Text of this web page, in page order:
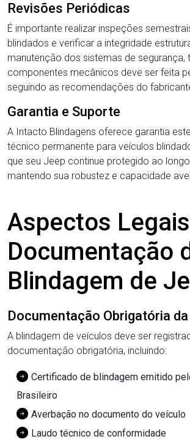
Revisões Periódicas
É importante realizar inspeções
blindados e verificar a integridade
manutenção dos sistemas de segurança,
componentes mecânicos deve ser feita
seguindo as recomendações do
Garantia e Suporte
A Intacto Blindagens oferece garantia
técnico permanente para veículos
que seu Jeep continue protegido ao
mantendo sua robustez e capacidade
Aspectos
Documentação
Blindagem de
Documentação Obrigatória
A blindagem de veículos deve ser
documentação obrigatória, incluindo:
Certificado de blindagem emitido
Brasileiro
Averbação no documento do veículo
Laudo técnico de conformidade